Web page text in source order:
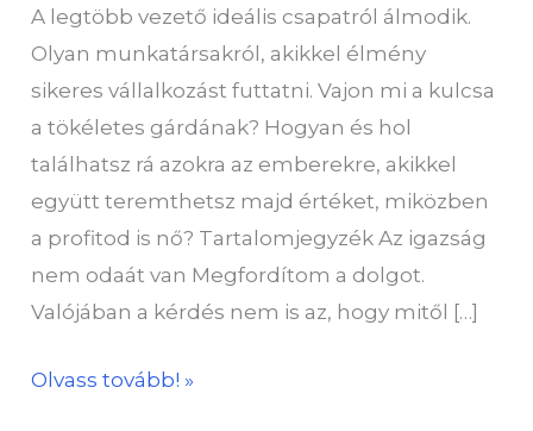
A legtöbb vezető ideális csapatról álmodik.
Olyan munkatársakról, akikkel élmény
sikeres vállalkozást futtatni. Vajon mi a kulcsa
a tökéletes gárdának? Hogyan és hol
találhatsz rá azokra az emberekre, akikkel
együtt teremthetsz majd értéket, miközben
a profitod is nő? Tartalomjegyzék Az igazság
nem odaát van Megfordítom a dolgot.
Valójában a kérdés nem is az, hogy mitől […]
Olvass tovább! »